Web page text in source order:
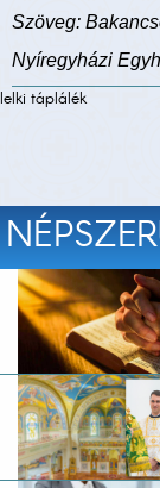
Szöveg:
Nyíregyházi
lelki táplálék